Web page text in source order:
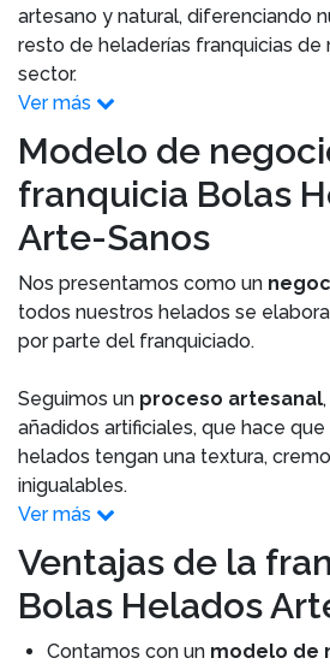
artesano y natural, diferenciando
resto de heladerías franquicias de
sector.
Ver más
Modelo de
franquicia Bolas
Arte-Sanos
Nos presentamos como un
todos nuestros helados se
por parte del franquiciado.
Seguimos un proceso artesanal
añadidos artificiales, que hace
helados tengan una textura,
inigualables.
Ver más
Ventajas de la
Bolas Helados
Contamos con un modelo de